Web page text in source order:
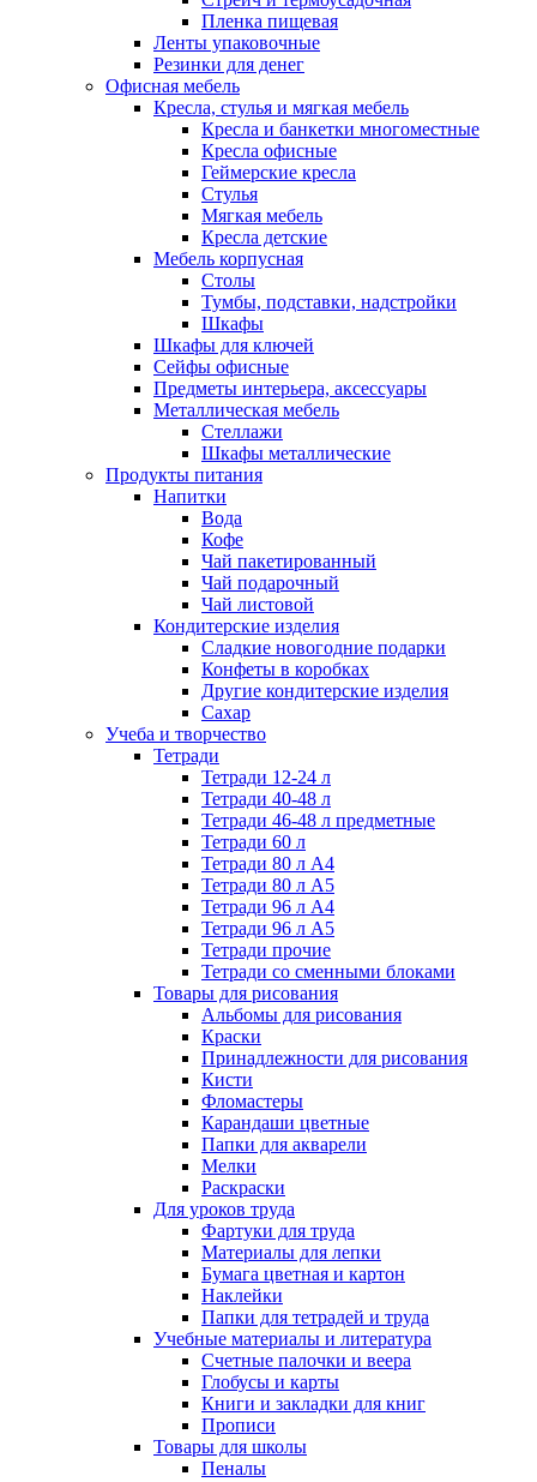
Пленка пищевая
Ленты упаковочные
Резинки для денег
Офисная мебель
Кресла, стулья и мягкая мебель
Кресла и банкетки многоместные
Кресла офисные
Геймерские кресла
Стулья
Мягкая мебель
Кресла детские
Мебель корпусная
Столы
Тумбы, подставки, надстройки
Шкафы
Шкафы для ключей
Сейфы офисные
Предметы интерьера, аксессуары
Металлическая мебель
Стеллажи
Шкафы металлические
Продукты питания
Напитки
Вода
Кофе
Чай пакетированный
Чай подарочный
Чай листовой
Кондитерские изделия
Сладкие новогодние подарки
Конфеты в коробках
Другие кондитерские изделия
Сахар
Учеба и творчество
Тетради
Тетради 12-24 л
Тетради 40-48 л
Тетради 46-48 л предметные
Тетради 60 л
Тетради 80 л А4
Тетради 80 л А5
Тетради 96 л А4
Тетради 96 л А5
Тетради прочие
Тетради со сменными блоками
Товары для рисования
Альбомы для рисования
Краски
Принадлежности для рисования
Кисти
Фломастеры
Карандаши цветные
Папки для акварели
Мелки
Раскраски
Для уроков труда
Фартуки для труда
Материалы для лепки
Бумага цветная и картон
Наклейки
Папки для тетрадей и труда
Учебные материалы и литература
Счетные палочки и веера
Глобусы и карты
Книги и закладки для книг
Прописи
Товары для школы
Пеналы